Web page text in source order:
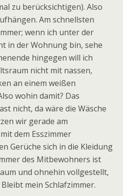
zu berücksichtigen). Also
Am schnellsten
wenn ich unter der
in der Wohnung bin, sehe
hingegen will ich
nicht mit nassen,
an einem weißen
wohin damit? Das
nicht, da wäre die Wäsche
wir gerade am
dem Esszimmer
Gerüche sich in die Kleidung
des Mitbewohners ist
und ohnehin vollgestellt,
mein Schlafzimmer.